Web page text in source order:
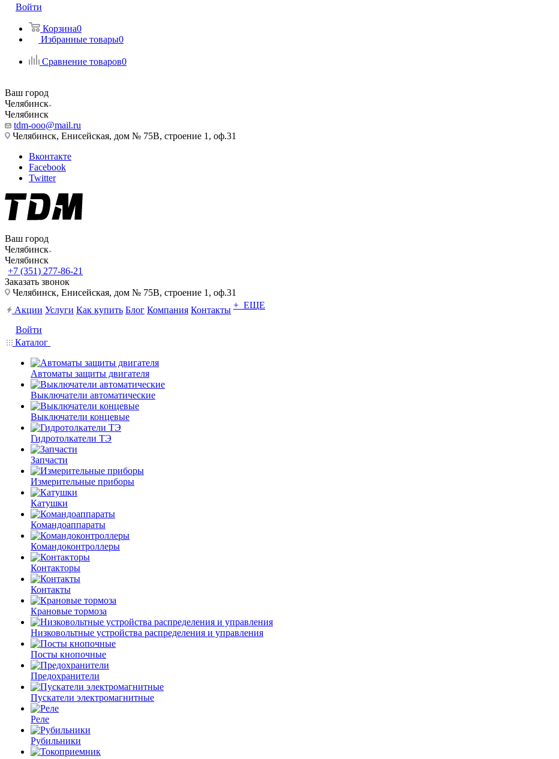
Войти
Корзина0
Избранные товары0
Сравнение товаров0
Ваш город
Челябинск
Челябинск
tdm-ooo@mail.ru
Челябинск, Енисейская, дом № 75В, строение 1, оф.31
Вконтакте
Facebook
Twitter
Ваш город
Челябинск
Челябинск
+7 (351) 277-86-21
Заказать звонок
Челябинск, Енисейская, дом № 75В, строение 1, оф.31
Акции Услуги Как купить Блог Компания Контакты + ЕЩЕ
Войти
Каталог
Автоматы защиты двигателя
Выключатели автоматические
Выключатели концевые
Гидротолкатели ТЭ
Запчасти
Измерительные приборы
Катушки
Командоаппараты
Командоконтроллеры
Контакторы
Контакты
Крановые тормоза
Низковольтные устройства распределения и управления
Посты кнопочные
Предохранители
Пускатели электромагнитные
Реле
Рубильники